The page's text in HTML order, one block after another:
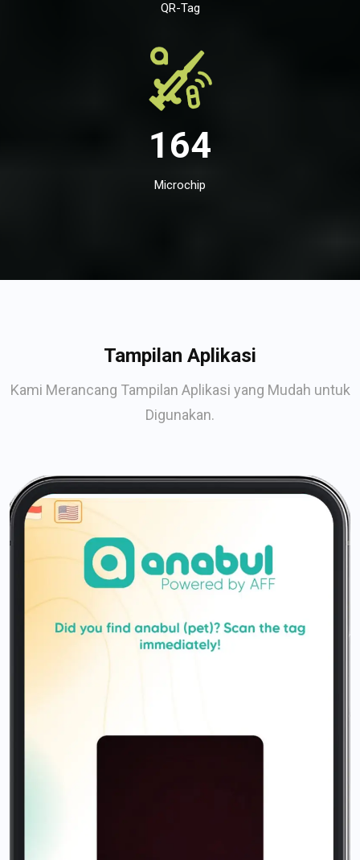
QR-Tag
164
Microchip
Tampilan Aplikasi
Kami Merancang Tampilan Aplikasi yang Mudah untuk
Digunakan.